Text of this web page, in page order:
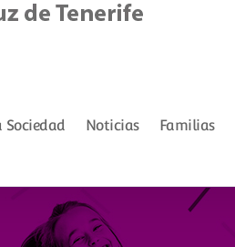
Sociedad Noticias Familias